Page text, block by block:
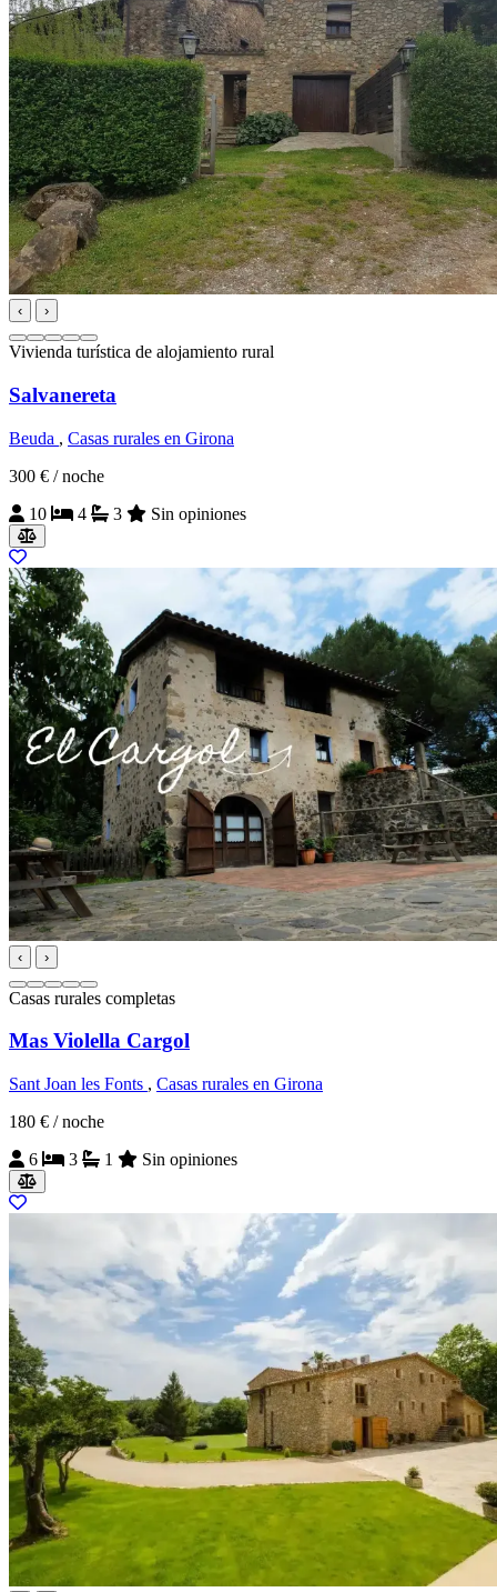
‹ ›
Vivienda turística de alojamiento rural
Salvanereta
Beuda , Casas rurales en Girona
300 € / noche
10
4 3 Sin opiniones
‹ ›
Casas rurales completas
Mas Violella Cargol
Sant Joan les Fonts , Casas rurales en Girona
180 € / noche
6
3 1 Sin opiniones